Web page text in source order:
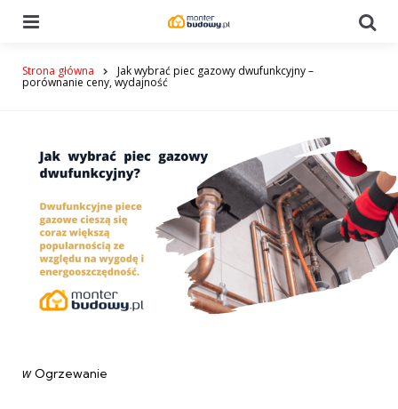
Strona główna Jak wybrać piec gazowy dwufunkcyjny –
porównanie ceny, wydajność
Categories
post
w Ogrzewanie